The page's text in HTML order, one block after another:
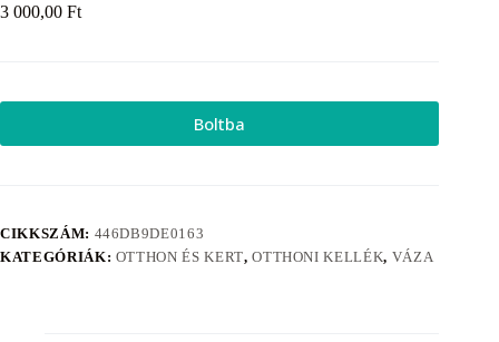
3 000,00 Ft
Boltba
CIKKSZÁM: 446DB9DE0163
KATEGÓRIÁK: OTTHON ÉS KERT,OTTHONI KELLÉK, VÁZA